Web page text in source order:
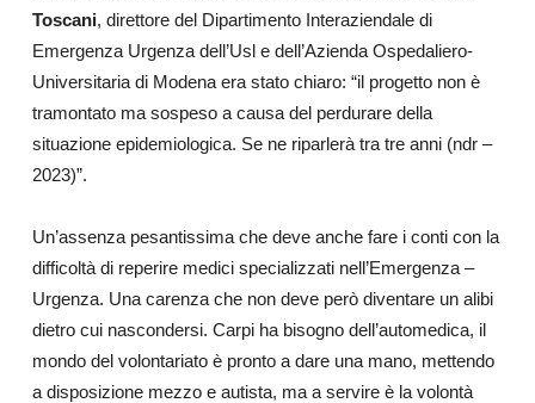
Toscani, direttore del Dipartimento Interaziendale di
Emergenza Urgenza dell’Usl e dell’Azienda Ospedaliero-
Universitaria di Modena era stato chiaro: “il progetto non è
tramontato ma sospeso a causa del perdurare della
situazione epidemiologica. Se ne riparlerà tra tre anni (ndr –
2023)”.
Un’assenza pesantissima che deve anche fare i conti con la
difficoltà di reperire medici specializzati nell’Emergenza –
Urgenza. Una carenza che non deve però diventare un alibi
dietro cui nascondersi. Carpi ha bisogno dell’automedica, il
mondo del volontariato è pronto a dare una mano, mettendo
a disposizione mezzo e autista, ma a servire è la volontà